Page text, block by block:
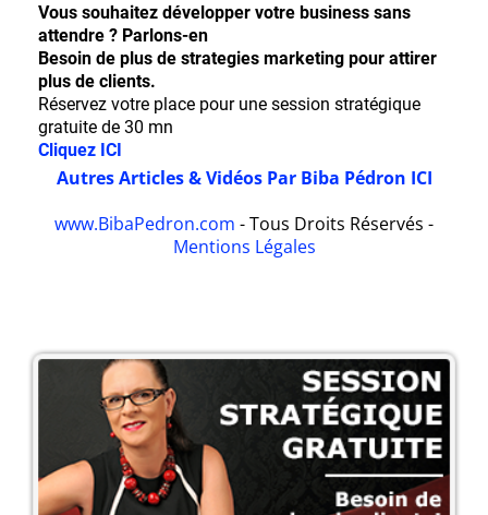
Vous souhaitez développer votre business sans
attendre ? Parlons-en
Besoin de plus de strategies marketing pour attirer
plus de clients.
Réservez votre place pour une session stratégique
gratuite de 30 mn
Cliquez ICI
Autres Articles & Vidéos Par Biba Pédron ICI
www.BibaPedron.com - Tous Droits Réservés -
Mentions Légales